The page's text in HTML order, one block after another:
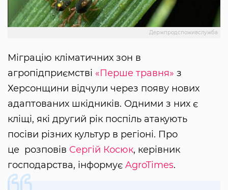
Держпродспоживслужба
Міграцію кліматичних зон в
агропідприємстві «Перше травня» з
Херсонщини відчули через появу нових
адаптованих шкідників. Одними з них є
кліщі, які другий рік поспіль атакують
посіви різних культур в регіоні. Про
це розповів Сергій Косюк, керівник
господарства, інформує AgroTimes.